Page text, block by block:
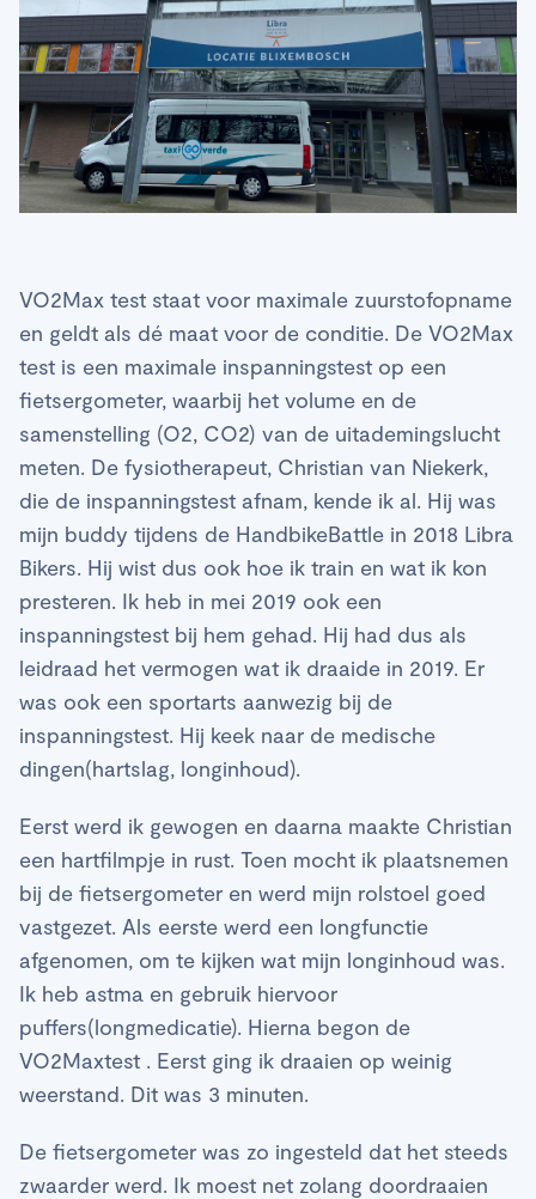
VO2Max test staat voor maximale zuurstofopname
en geldt als dé maat voor de conditie. De VO2Max
test is een maximale inspanningstest op een
fietsergometer, waarbij het volume en de
samenstelling (O2, CO2) van de uitademingslucht
meten. De fysiotherapeut, Christian van Niekerk,
die de inspanningstest afnam, kende ik al. Hij was
mijn buddy tijdens de HandbikeBattle in 2018 Libra
Bikers. Hij wist dus ook hoe ik train en wat ik kon
presteren. Ik heb in mei 2019 ook een
inspanningstest bij hem gehad. Hij had dus als
leidraad het vermogen wat ik draaide in 2019. Er
was ook een sportarts aanwezig bij de
inspanningstest. Hij keek naar de medische
dingen(hartslag, longinhoud).
Eerst werd ik gewogen en daarna maakte Christian
een hartfilmpje in rust. Toen mocht ik plaatsnemen
bij de fietsergometer en werd mijn rolstoel goed
vastgezet. Als eerste werd een longfunctie
afgenomen, om te kijken wat mijn longinhoud was.
Ik heb astma en gebruik hiervoor
puffers(longmedicatie). Hierna begon de
VO2Maxtest . Eerst ging ik draaien op weinig
weerstand. Dit was 3 minuten.
De fietsergometer was zo ingesteld dat het steeds
zwaarder werd. Ik moest net zolang doordraaien